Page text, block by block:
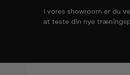
I vores showroom er du
at teste din nye